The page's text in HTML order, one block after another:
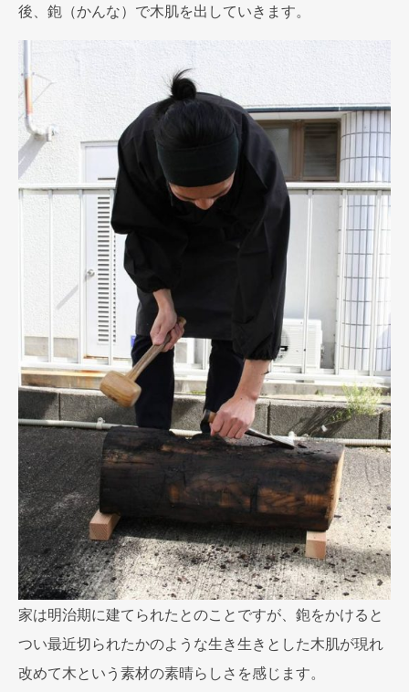
後、鉋（かんな）で木肌を出していきます。
家は明治期に建てられたとのことですが、鉋をかけると
つい最近切られたかのような生き生きとした木肌が現れ
改めて木という素材の素晴らしさを感じます。